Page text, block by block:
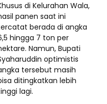
di Kelurahan Wala,
panen saat ini
berada di angka
hingga 7 ton per
Namun, Bupati
optimistis
tersebut masih
ditingkatkan lebih
lagi.